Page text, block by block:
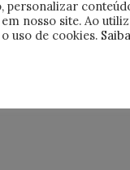
personalizar
nosso site. Ao
uso de cookies.